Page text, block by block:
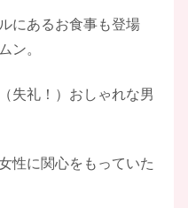
にあるお食事も登場
ン。
失礼！）おしゃれな男
性に関心をもっていた